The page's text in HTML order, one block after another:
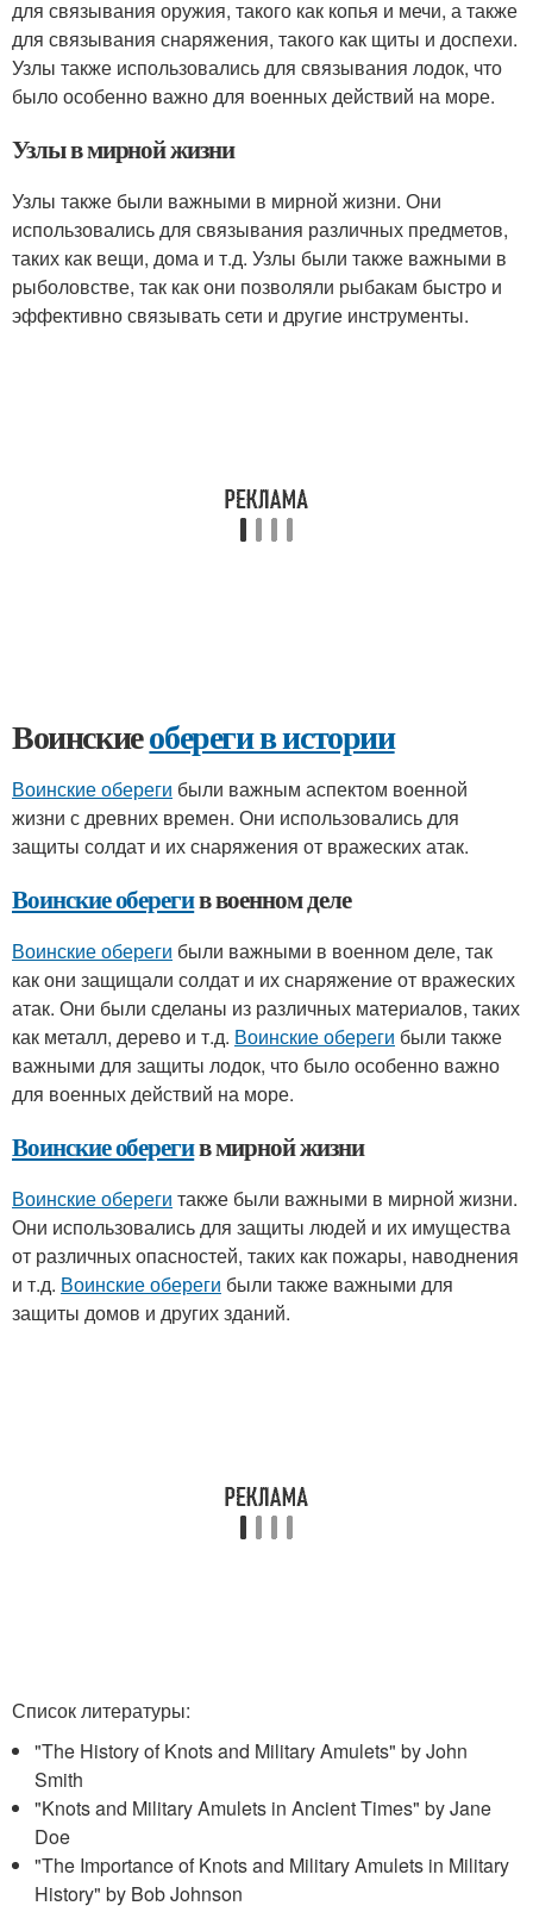
для связывания оружия, такого как копья и мечи, а также
для связывания снаряжения, такого как щиты и доспехи.
Узлы также использовались для связывания лодок, что
было особенно важно для военных действий на море.
Узлы в мирной жизни
Узлы также были важными в мирной жизни. Они
использовались для связывания различных предметов,
таких как вещи, дома и т.д. Узлы были также важными в
рыболовстве, так как они позволяли рыбакам быстро и
эффективно связывать сети и другие инструменты.
Воинскиеобереги в истории
Воинские обереги были важным аспектом военной
жизни с древних времен. Они использовались для
защиты солдат и их снаряжения от вражеских атак.
Воинские оберегив военном деле
Воинские обереги были важными в военном деле, так
как они защищали солдат и их снаряжение от вражеских
атак. Они были сделаны из различных материалов, таких
как металл, дерево и т.д. Воинские обереги были также
важными для защиты лодок, что было особенно важно
для военных действий на море.
Воинские оберегив мирной жизни
Воинские обереги также были важными в мирной жизни.
Они использовались для защиты людей и их имущества
от различных опасностей, таких как пожары, наводнения
и т.д. Воинские обереги были также важными для
защиты домов и других зданий.
Список литературы:
"The History of Knots and Military Amulets" by John
Smith
"Knots and Military Amulets in Ancient Times" by Jane
Doe
"The Importance of Knots and Military Amulets in Military
History" by Bob Johnson